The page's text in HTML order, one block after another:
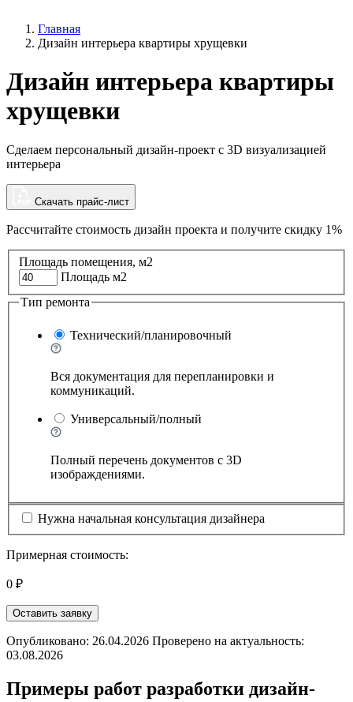
Главная
Дизайн интерьера квартиры хрущевки
Дизайн интерьера квартиры
хрущевки
Сделаем персональный дизайн-проект с 3D визуализацией
интерьера
Скачать прайс-лист
Рассчитайте стоимость дизайн проекта и получите скидку 1%
Площадь помещения, м2
Площадь м2
Тип ремонта
Технический/планировочный
Вся документация для перепланировки и
коммуникаций.
Универсальный/полный
Полный перечень документов с 3D
изображдениями.
Нужна начальная консультация дизайнера
Примерная стоимость:
0 ₽
Оставить заявку
Опубликовано: 26.04.2026 Проверено на актуальность:
03.08.2026
Примеры работ разработки дизайн-